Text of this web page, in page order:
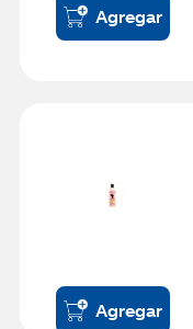
Agregar
Agregar